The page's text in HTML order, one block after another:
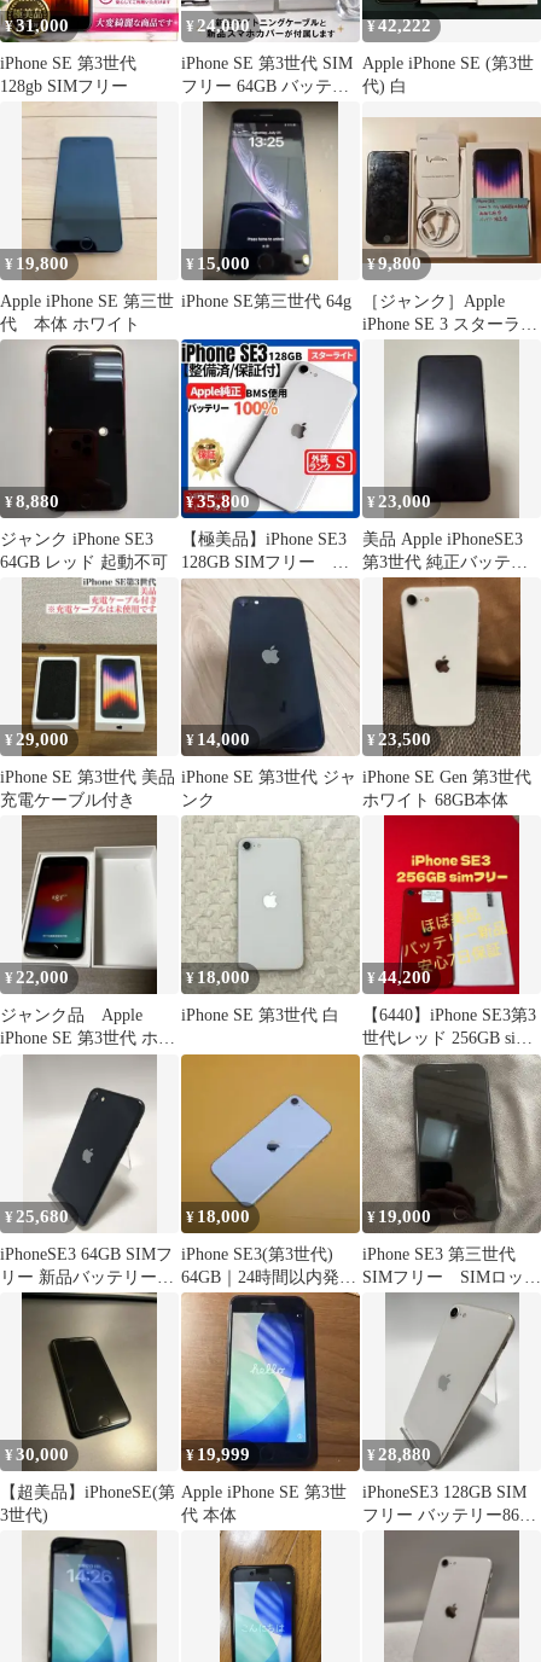
¥31,000
iPhone SE 第3世代
128gb SIMフリー
¥24,000
iPhone SE 第3世代 SIM
フリー 64GB バッテリ
ー100%
¥42,222
Apple iPhone SE (第3世
代) 白
¥ 19,800
Apple iPhone SE 第三世
代 本体 ホワイト
¥ 15,000
iPhone SE第三世代 64g
¥9,800
［ジャンク］Apple
iPhone SE 3 スターライ
¥8,880
ジャンク iPhone SE3
64GB レッド 起動不可
¥35,800
【極美品】iPhone SE3
128GB SIMフリー 純
正新品バッテリー
¥ 23,000
美品 Apple iPhoneSE3
第3世代 純正バッテリ
ー86％
¥29,000
iPhone SE 第3世代 美品
充電ケーブル付き
¥ 14,000
iPhone SE 第3世代 ジャ
ンク
¥23,500
iPhone SE Gen 第3世代
ホワイト 68GB本体
¥22,000
ジャンク品 Apple
iPhone SE 第3世代 ホワ
¥ 18,000
iPhone SE 第3世代 白
¥44,200
【6440】iPhone SE3第3
世代レッド 256GB sim
フリー
¥ 25,680
iPhoneSE3 64GB SIMフ
リー 新品バッテリー
100％ 整備保証付き 本
目立った傷や汚れなし
【352】
¥ 18,000
iPhone SE3(第3世代)
64GB｜24時間以内発送
#933
¥ 19,000
iPhone SE3 第三世代
SIMフリー SIMロック
¥30,000
【超美品】iPhoneSE(第
3世代)
¥ 19,999
Apple iPhone SE 第3世
代 本体
¥ 28,880
iPhoneSE3 128GB SIM
フリー バッテリー86％
スターライト やや傷や